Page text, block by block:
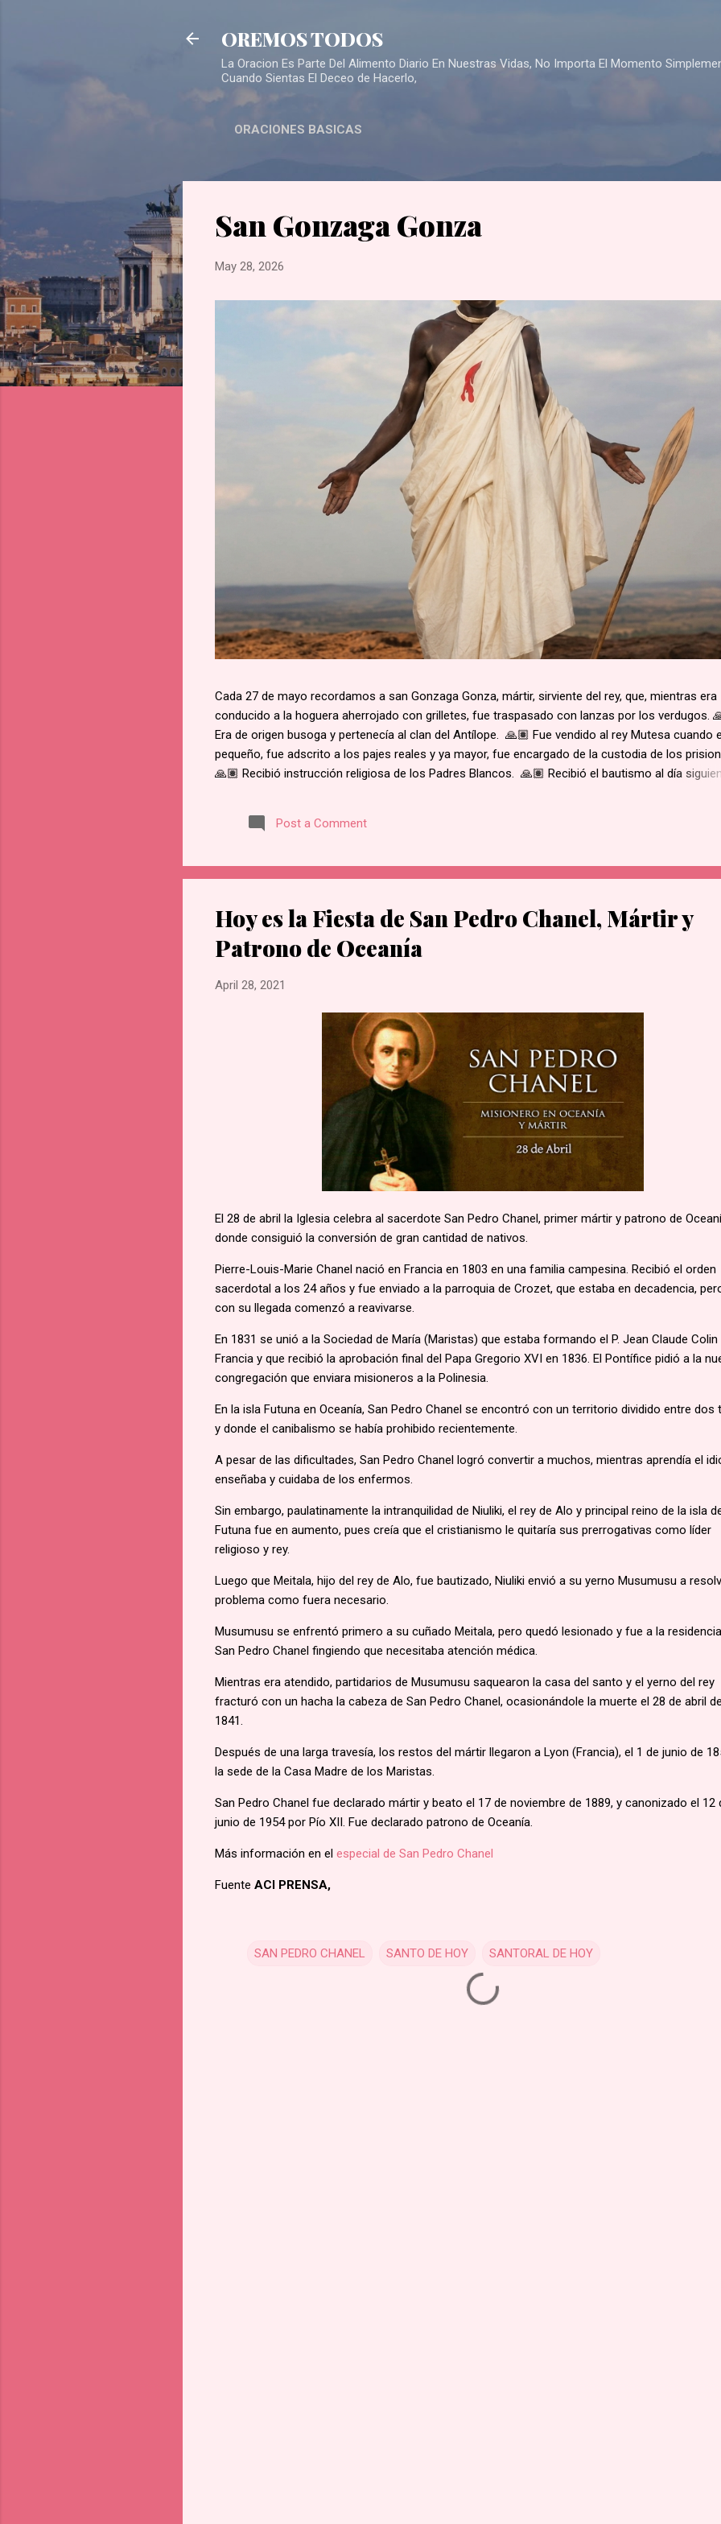
OREMOS TODOS
La Oracion Es Parte Del Alimento Diario En Nuestras Vidas, No Importa El Momento
Cuando Sientas El Deceo de Hacerlo,
ORACIONES BASICAS
San Gonzaga Gonza
May 28, 2026
Cada 27 de mayo recordamos a san Gonzaga Gonza, mártir, sirviente del rey, que, mientras era
conducido a la hoguera aherrojado con grilletes, fue traspasado con lanzas por los verdugos.
Era de origen busoga y pertenecía al clan del Antílope. 🙏🏽 Fue vendido al rey Mutesa cuando
pequeño, fue adscrito a los pajes reales y ya mayor, fue encargado de la custodia de los
🙏🏽 Recibió instrucción religiosa de los Padres Blancos. 🙏🏽 Recibió el bautismo al día
retractarse de su fe, rehusó. Junto con otros mártires se le condujo en una marcha hacia la
Namugongo, a unos 60 kms de su hogar. 🙏🏽 Según la costumbre, se ejecutaba a un
en Lubawo, fue alanceado y decapitado y sus restos dejados al borde del camino....
Post a Comment
Hoy es la Fiesta de San Pedro Chanel, Mártir y
Patrono de Oceanía
April 28, 2021
El 28 de abril la Iglesia celebra al sacerdote San Pedro Chanel, primer mártir y patrono de
donde consiguió la conversión de gran cantidad de nativos.
Pierre-Louis-Marie Chanel nació en Francia en 1803 en una familia campesina. Recibió el orden
sacerdotal a los 24 años y fue enviado a la parroquia de Crozet, que estaba en decadencia,
con su llegada comenzó a reavivarse.
En 1831 se unió a la Sociedad de María (Maristas) que estaba formando el P. Jean Claude Colin
Francia y que recibió la aprobación final del Papa Gregorio XVI en 1836. El Pontífice pidió a la
congregación que enviara misioneros a la Polinesia.
En la isla Futuna en Oceanía, San Pedro Chanel se encontró con un territorio dividido entre dos
y donde el canibalismo se había prohibido recientemente.
A pesar de las dificultades, San Pedro Chanel logró convertir a muchos, mientras aprendía el
enseñaba y cuidaba de los enfermos.
Sin embargo, paulatinamente la intranquilidad de Niuliki, el rey de Alo y principal reino de la isla
Futuna fue en aumento, pues creía que el cristianismo le quitaría sus prerrogativas como líder
religioso y rey.
Luego que Meitala, hijo del rey de Alo, fue bautizado, Niuliki envió a su yerno Musumusu a
problema como fuera necesario.
Musumusu se enfrentó primero a su cuñado Meitala, pero quedó lesionado y fue a la
San Pedro Chanel fingiendo que necesitaba atención médica.
Mientras era atendido, partidarios de Musumusu saquearon la casa del santo y el yerno del rey
fracturó con un hacha la cabeza de San Pedro Chanel, ocasionándole la muerte el 28 de abril
1841.
Después de una larga travesía, los restos del mártir llegaron a Lyon (Francia), el 1 de junio de
la sede de la Casa Madre de los Maristas.
San Pedro Chanel fue declarado mártir y beato el 17 de noviembre de 1889, y canonizado el 12
junio de 1954 por Pío XII. Fue declarado patrono de Oceanía.
Más información en el especial de San Pedro Chanel
Fuente ACI PRENSA,
SAN PEDRO CHANEL SANTO DE HOY SANTORAL DE HOY